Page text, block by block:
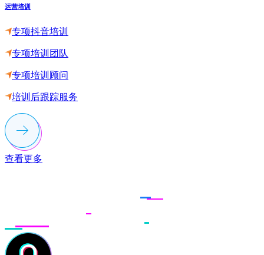
运营培训
专项抖音培训
专项培训团队
专项培训顾问
培训后跟踪服务
查看更多